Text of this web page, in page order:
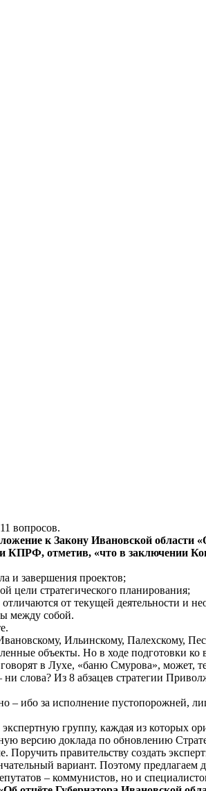
вопросов.
к Закону Ивановской области
отметив, «что в заключении
и завершения проектов;
цели стратегического планирования;
от текущей деятельности и
между собой.
Ильинскому, Палехскому,
объекты. Но в ходе подготовки
в Лухе, «баню Смурова»,
слова? Из 8 абзацев стратегии
ибо за исполнение пустопорожней,
группу, каждая из которых
версию доклада по обновлению
Поручить правительству создать
вариант. Поэтому
– коммунистов, но и